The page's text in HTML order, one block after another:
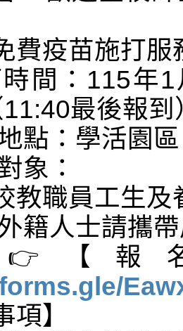
費疫苗施打服
間：115年
最後報到
點：學活園
象：
職員工生及
人士請攜帶
👉【
項】